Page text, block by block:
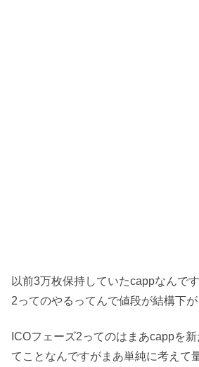
以前3万枚保持していたcappなんで
2ってのやるってんで値段が結構下が
ICOフェーズ2ってのはまあcappを
てことなんですがまあ単純に考えて